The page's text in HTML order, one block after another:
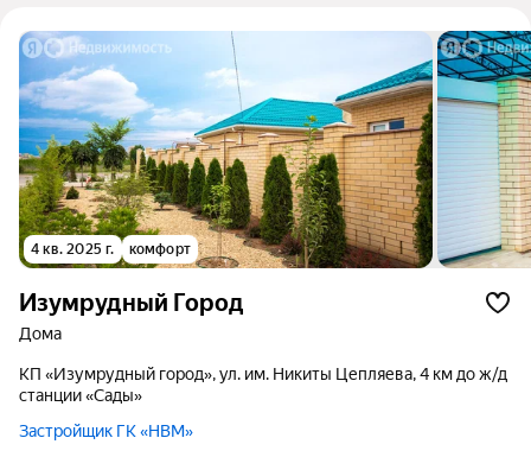
4 кв. 2025 г. комфорт
Изумрудный Город
дома
КП «Изумрудный город», ул. им. Никиты Цепляева, 4 км до ж/д
станции «Сады»
Застройщик ГК «НВМ»